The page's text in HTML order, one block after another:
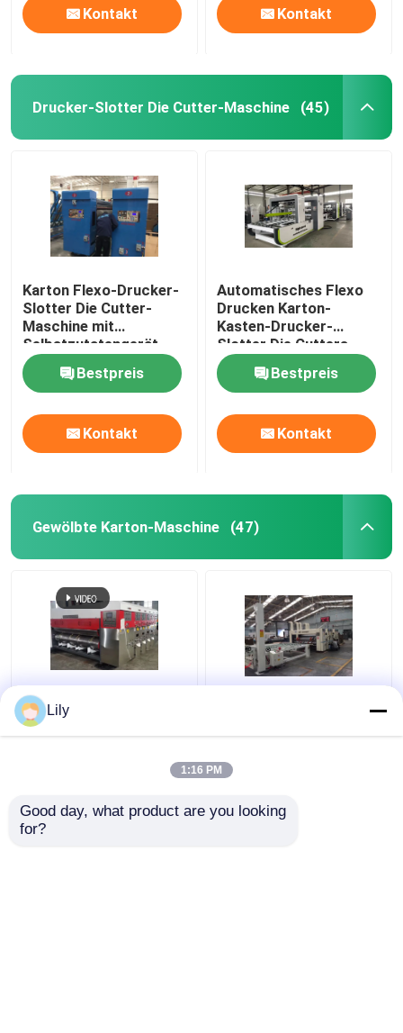
Kontakt Kontakt
Drucker-Slotter Die Cutter-Maschine (45)
Karton Flexo-Drucker-
Slotter Die Cutter-
Maschine mit
Selbstzutatengerät
Bestpreis
Kontakt
Automatisches Flexo
Drucken Karton-
Kasten-Drucker-
Slotter Die Cutters
Bestpreis
Kontakt
Gewölbte Karton-Maschine (47)
Riesiger gewölbter
Karton-Maschinen-
Fertigungsstraße-
70KW
Lily
1:16 PM
Good day, what product are you looking
for?